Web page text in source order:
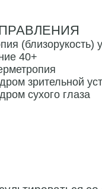
(близорукость)
40+
зрительной
сухого глаза